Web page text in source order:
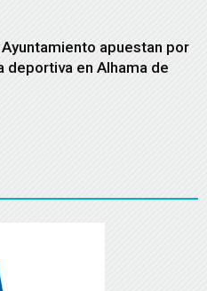
apuestan por
deportiva en Alhama de